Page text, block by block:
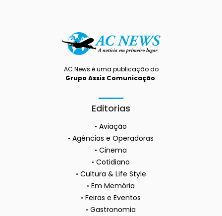
AC News é uma publicação do
Grupo Assis Comunicação.
Editorias
Aviação
Agências e Operadoras
Cinema
Cotidiano
Cultura & Life Style
Em Memória
Feiras e Eventos
Gastronomia